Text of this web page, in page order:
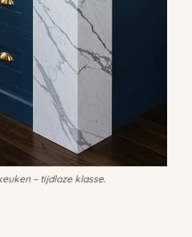
– tijdloze klasse.